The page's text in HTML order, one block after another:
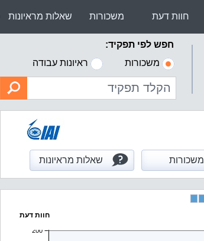
שאלות מראיונות משכורות חוות דעת
חפש לפי תפקיד:
משכורות ראיונות עבודה
משכורות שאלות מראיונות
חוות דעת